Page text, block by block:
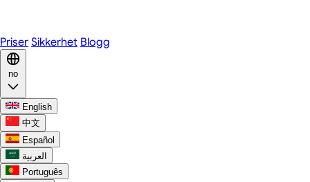
Priser Sikkerhet Blogg
no
English
中文
Español
العربية
Português